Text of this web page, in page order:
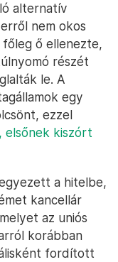
alternatív
nem okos
ő ellenezte,
részét
le. A
egy
ezzel
elsőnek kiszórt
a hitelbe,
kancellár
az uniós
korábban
fordított